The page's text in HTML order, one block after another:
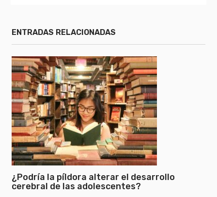
ENTRADAS RELACIONADAS
¿Podría la píldora alterar el desarrollo
cerebral de las adolescentes?